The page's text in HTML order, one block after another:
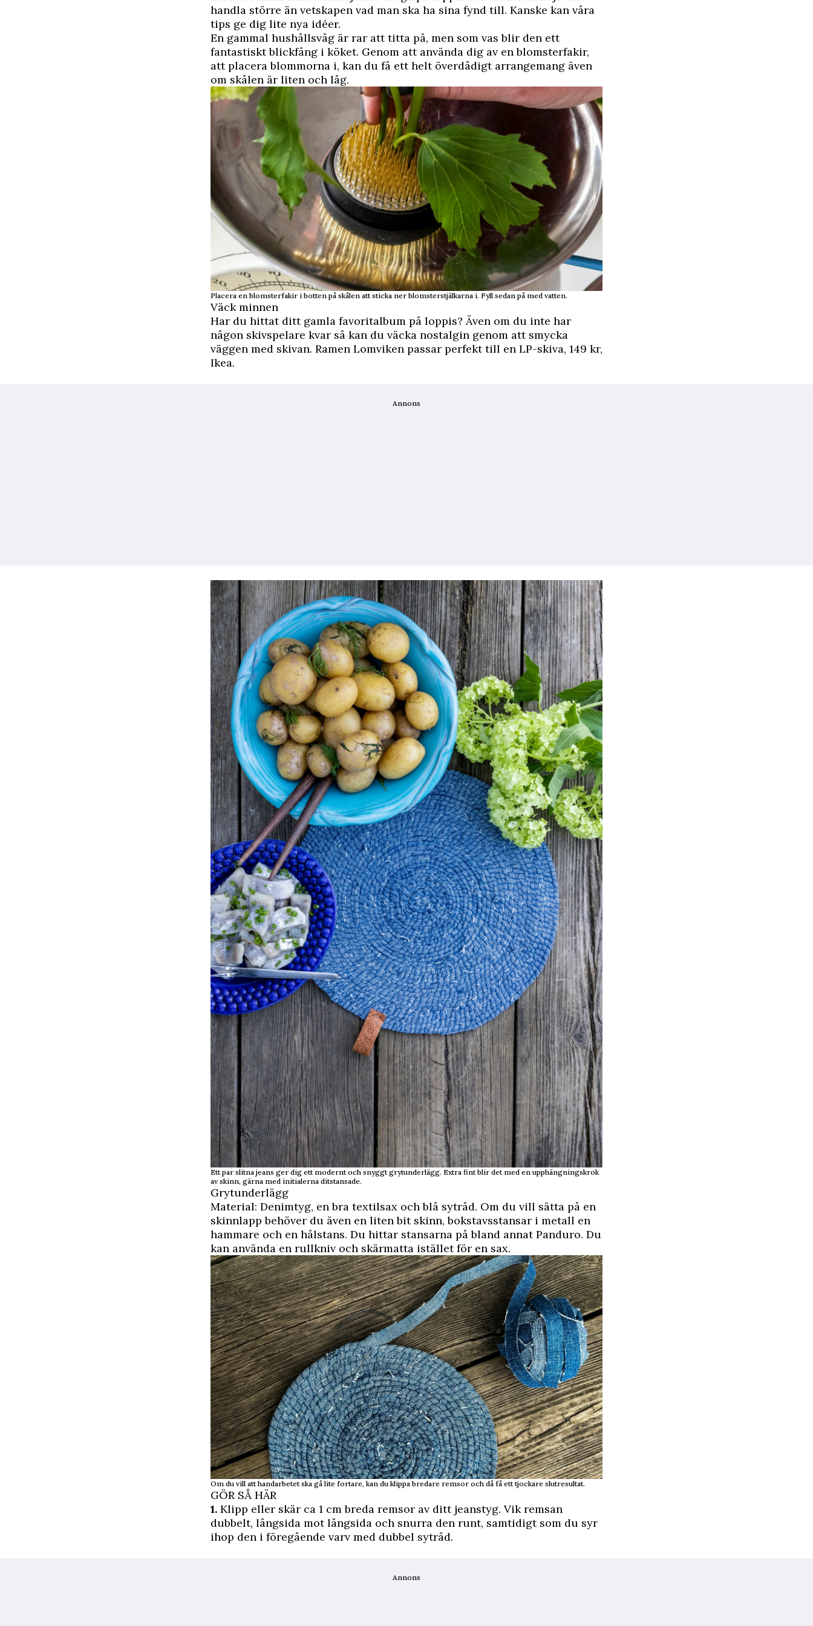
handla större än vetskapen vad man ska ha sina fynd till. Kanske kan våra
tips ge dig lite nya idéer.
En gammal hushållsvåg är rar att titta på, men som vas blir den ett
fantastiskt blickfång i köket. Genom att använda dig av en blomsterfakir,
att placera blommorna i, kan du få ett helt överdådigt arrangemang även
om skålen är liten och låg.
Placera en blomsterfakir i botten på skålen att sticka ner blomsterstjälkarna i. Fyll sedan på med vatten.
Väck minnen
Har du hittat ditt gamla favoritalbum på loppis? Även om du inte har
någon skivspelare kvar så kan du väcka nostalgin genom att smycka
väggen med skivan. Ramen Lomviken passar perfekt till en LP-skiva, 149 kr,
Ikea.
Annons
Ett par slitna jeans ger dig ett modernt och snyggt grytunderlägg. Extra fint blir det med en upphängningskrok
av skinn, gärna med initialerna ditstansade.
Grytunderlägg
Material: Denimtyg, en bra textilsax och blå sytråd. Om du vill sätta på en
skinnlapp behöver du även en liten bit skinn, bokstavsstansar i metall en
hammare och en hålstans. Du hittar stansarna på bland annat Panduro. Du
kan använda en rullkniv och skärmatta istället för en sax.
Om du vill att handarbetet ska gå lite fortare, kan du klippa bredare remsor och då få ett tjockare slutresultat.
GÖR SÅ HÄR
1. Klipp eller skär ca 1 cm breda remsor av ditt jeanstyg. Vik remsan
dubbelt, långsida mot långsida och snurra den runt, samtidigt som du syr
ihop den i föregående varv med dubbel sytråd.
Annons